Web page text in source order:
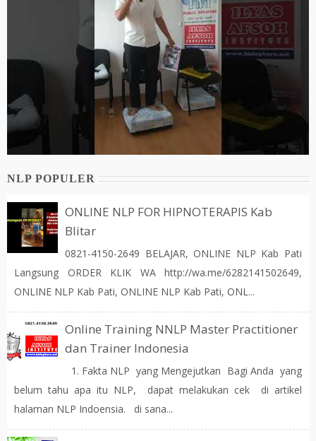
NLP POPULER
ONLINE NLP FOR HIPNOTERAPIS Kab
Blitar
0821-4150-2649 BELAJAR, ONLINE NLP Kab Pati
Langsung ORDER KLIK WA http://wa.me/6282141502649,
ONLINE NLP Kab Pati, ONLINE NLP Kab Pati, ONL...
Online Training NNLP Master Practitioner
dan Trainer Indonesia
1. Fakta NLP yang Mengejutkan Bagi Anda yang
belum tahu apa itu NLP, dapat melakukan cek di artikel
halaman NLP Indoensia. di sana...